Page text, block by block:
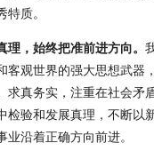
质。
，始终把准前进方向。
客观世界的强大思想武器
求真务实，注重在社会矛
检验和发展真理，不断以
沿着正确方向前进。